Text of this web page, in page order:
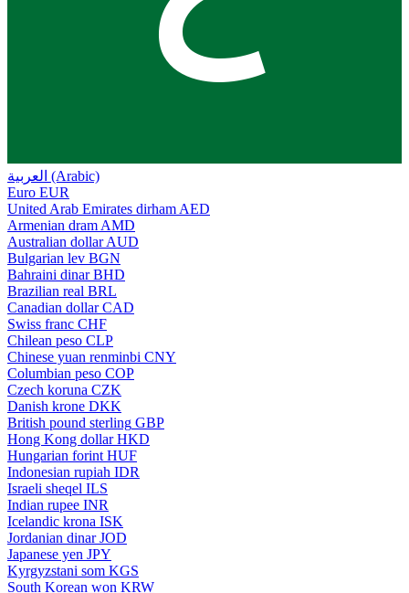
العربية (Arabic)
Euro EUR
United Arab Emirates dirham AED
Armenian dram AMD
Australian dollar AUD
Bulgarian lev BGN
Bahraini dinar BHD
Brazilian real BRL
Canadian dollar CAD
Swiss franc CHF
Chilean peso CLP
Chinese yuan renminbi CNY
Columbian peso COP
Czech koruna CZK
Danish krone DKK
British pound sterling GBP
Hong Kong dollar HKD
Hungarian forint HUF
Indonesian rupiah IDR
Israeli sheqel ILS
Indian rupee INR
Icelandic krona ISK
Jordanian dinar JOD
Japanese yen JPY
Kyrgyzstani som KGS
South Korean won KRW